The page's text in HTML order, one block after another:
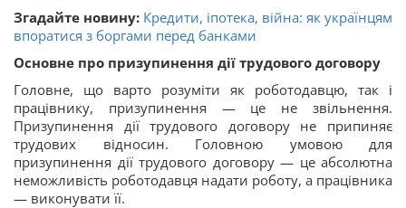
Згадайте новину: Кредити, іпотека, війна: як українцям
впоратися з боргами перед банками
Основне про призупинення дії трудового договору
Головне, що варто розуміти як роботодавцю, так і
працівнику, призупинення — це не звільнення.
Призупинення дії трудового договору не припиняє
трудових відносин. Головною умовою для
призупинення дії трудового договору — це абсолютна
неможливість роботодавця надати роботу, а працівника
— виконувати її.